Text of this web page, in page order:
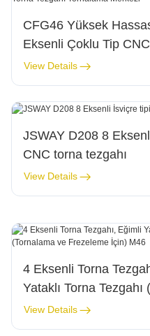
CFG46 Yüksek
Eksenli Çoklu Tip
Tezgahı Tornalama
View Details
JSWAY D208 8
CNC torna tezgahı
View Details
4 Eksenli Torna
Yataklı Torna Tezgahı
ve Frezeleme İçin) M46
View Details